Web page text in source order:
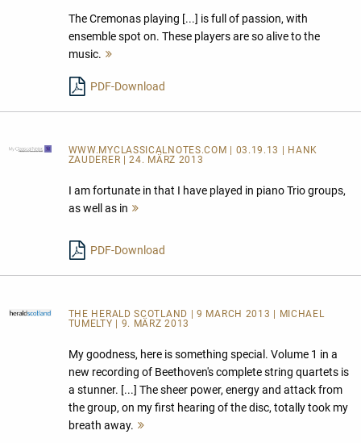
The Cremonas playing [...] is full of passion, with
ensemble spot on. These players are so alive to the
music.
PDF-Download
WWW.MYCLASSICALNOTES.COM
| 03.19.13 | HANK
ZAUDERER | 24. MÄRZ 2013
I am fortunate in that I have played in piano Trio groups,
as well as in
PDF-Download
THE HERALD SCOTLAND
| 9 MARCH 2013 | MICHAEL
TUMELTY | 9. MÄRZ 2013
My goodness, here is something special. Volume 1 in a
new recording of Beethoven's complete string quartets is
a stunner. [...] The sheer power, energy and attack from
the group, on my first hearing of the disc, totally took my
breath away.